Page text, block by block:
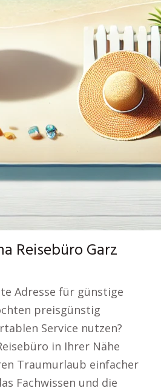
Reisebüro Garz
Adresse für günstige
preisgünstig
Service nutzen?
in Ihrer Nähe
Traumurlaub einfacher
Fachwissen und die